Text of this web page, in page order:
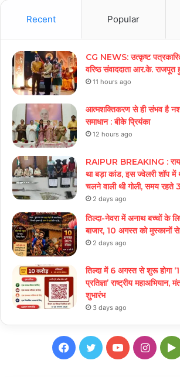
Recent Popular
CG NEWS: उत्कृष्ट
वरिष्ठ संवाददाता आर.के. राजपूत
11 hours ago
आत्मशक्तिकरण से ही संभव है नशा
समाधान : बीके प्रियंका
12 hours ago
RAIPUR BREAKING :
था बड़ा कांड, इस ज्वेलरी शॉप में
चलने वाली थी गोली, समय रहते 3
2 days ago
तिल्दा-नेवरा में अनाथ बच्चों के
बाजार, 10 अगस्त को मुस्कानों
2 days ago
तिल्दा में 6 अगस्त से शुरू होगा
प्रतिज्ञा’ राष्ट्रीय महाअभियान,
शुभारंभ
3 days ago
Facebook
TwitterYouTube